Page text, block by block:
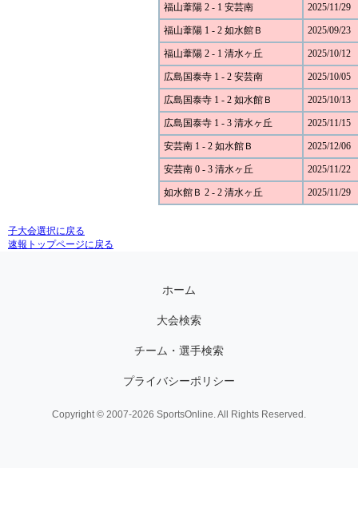
福山葦陽 2 - 1 安芸南 2025/11/29
福山葦陽 1 - 2 如水館Ｂ 2025/09/23
福山葦陽 2 - 1 清水ヶ丘 2025/10/12
広島国泰寺 1 - 2 安芸南 2025/10/05
広島国泰寺 1 - 2 如水館Ｂ 2025/10/13
広島国泰寺 1 - 3 清水ヶ丘 2025/11/15
安芸南 1 - 2 如水館Ｂ 2025/12/06
安芸南 0 - 3 清水ヶ丘 2025/11/22
如水館Ｂ 2 - 2 清水ヶ丘 2025/11/29
子大会選択に戻る
速報トップページに戻る
ホーム
大会検索
チーム・選手検索
プライバシーポリシー
Copyright © 2007-2026 SportsOnline. All Rights Reserved.